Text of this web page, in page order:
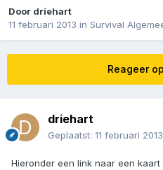
Door driehart
11 februari 2013 in Survival
Reageer
driehart
Geplaatst: 11 februari 2013
Hieronder een link naar een